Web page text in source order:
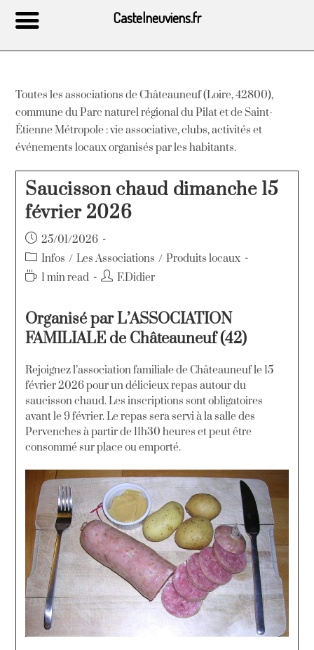
Toutes les associations de Châteauneuf (Loire, 42800),
commune du Parc naturel régional du Pilat et de Saint-
Étienne Métropole : vie associative, clubs, activités et
événements locaux organisés par les habitants.
Saucisson chaud dimanche 15
février 2026
25/01/2026
Infos / Les Associations / Produits locaux
1 min read
F.Didier
Organisé par L’ASSOCIATION
FAMILIALE de Châteauneuf (42)
Rejoignez l’association familiale de Châteauneuf le 15
février 2026 pour un délicieux repas autour du
saucisson chaud. Les inscriptions sont obligatoires
avant le 9 février. Le repas sera servi à la salle des
Pervenches à partir de 11h30 heures et peut être
consommé sur place ou emporté.
Castelneuviens.fr